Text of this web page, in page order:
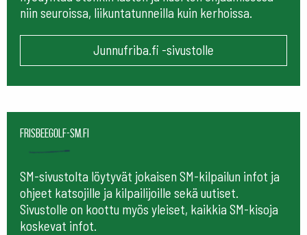
niin seuroissa, liikuntatunneilla kuin kerhoissa.
Junnufriba.fi -sivustolle
frisbeegolf-sm.fi
SM-sivustolta löytyvät jokaisen SM-kilpailun infot ja
ohjeet katsojille ja kilpailijoille sekä uutiset.
Sivustolle on koottu myös yleiset, kaikkia SM-kisoja
koskevat infot.